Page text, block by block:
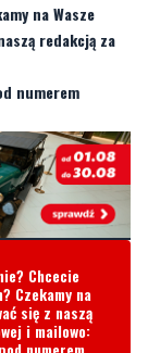
numerem
Chcecie
Czekamy na
się z naszą
numerem